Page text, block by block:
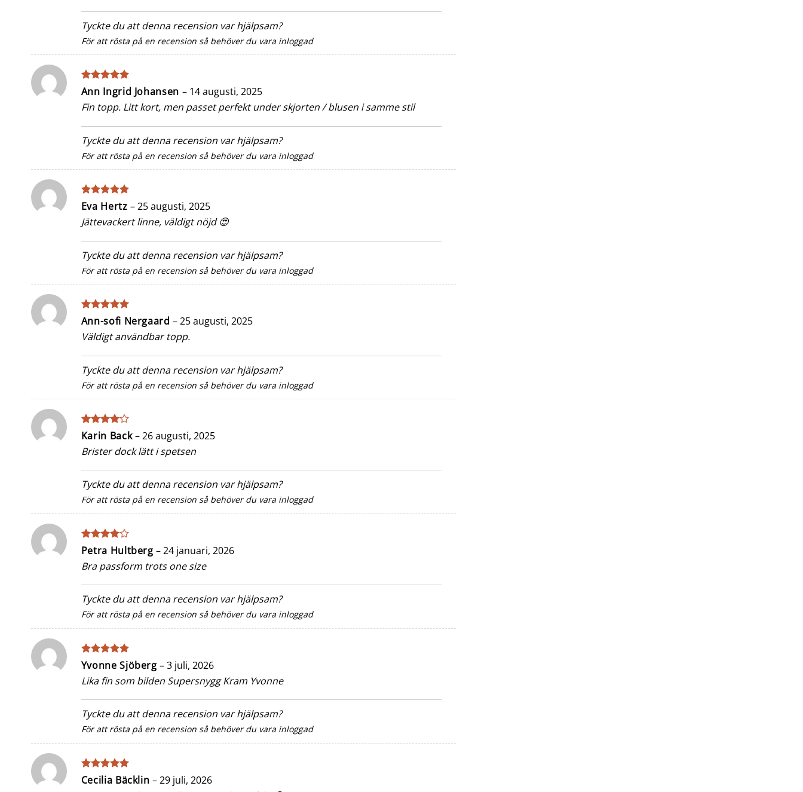
Tyckte du att denna recension var hjälpsam?
För att rösta på en recension så behöver du vara inloggad
Betygsatt5
av 5
Ann Ingrid Johansen – 14 augusti, 2025
Fin topp. Litt kort, men passet perfekt under skjorten / blusen i samme stil
Tyckte du att denna recension var hjälpsam?
För att rösta på en recension så behöver du vara inloggad
Betygsatt5
av 5
Eva Hertz–25 augusti, 2025
Jättevackert linne, väldigt nöjd 😍
Tyckte du att denna recension var hjälpsam?
För att rösta på en recension så behöver du vara inloggad
Betygsatt 5
av 5
Ann-sofi Nergaard–25 augusti, 2025
Väldigt användbar topp.
Tyckte du att denna recension var hjälpsam?
För att rösta på en recension så behöver du vara inloggad
Betygsatt
4av 5
Karin Back–26 augusti, 2025
Brister dock lätt i spetsen
Tyckte du att denna recension var hjälpsam?
För att rösta på en recension så behöver du vara inloggad
Betygsatt
4 av 5
Petra Hultberg– 24 januari, 2026
Bra passform trots one size
Tyckte du att denna recension var hjälpsam?
För att rösta på en recension så behöver du vara inloggad
Betygsatt5
av 5
Yvonne Sjöberg– 3 juli, 2026
Lika fin som bilden Supersnygg Kram Yvonne
Tyckte du att denna recension var hjälpsam?
För att rösta på en recension så behöver du vara inloggad
Betygsatt5
av 5
Cecilia Bäcklin–29 juli, 2026